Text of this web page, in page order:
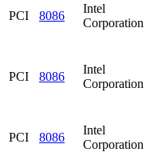
PCI 8086
Intel
Corporation
PCI 8086
Intel
Corporation
PCI 8086
Intel
Corporation